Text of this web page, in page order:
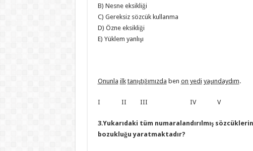
B) Nesne eksikliği
C) Gereksiz sözcük kullanma
D) Özne eksikliği
E) Yüklem yanlışı
Onunla ilk tanıştığımızda ben on yedi yaşındaydım.
I II III IV V
3.Yukarıdaki tüm numaralandırılmış
bozukluğu yaratmaktadır?